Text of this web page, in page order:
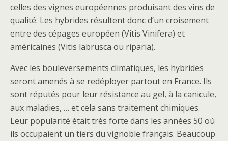
celles des vignes européennes produisant des vins de
qualité. Les hybrides résultent donc d’un croisement
entre des cépages européen (Vitis Vinifera) et
américaines (Vitis labrusca ou riparia).
Avec les bouleversements climatiques, les hybrides
seront amenés à se redéployer partout en France. Ils
sont réputés pour leur résistance au gel, à la canicule,
aux maladies, … et cela sans traitement chimiques.
Leur popularité était très forte dans les années 50 où
ils occupaient un tiers du vignoble français. Beaucoup